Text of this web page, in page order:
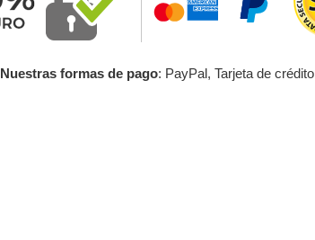
Nuestras formas de pago: PayPal, Tarjeta de crédito